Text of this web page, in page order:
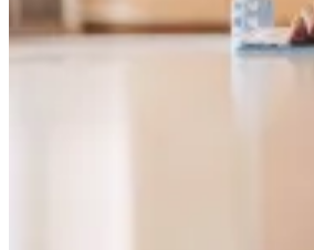
regeneriert sich der Körper,
und auch emotional passiert ganz